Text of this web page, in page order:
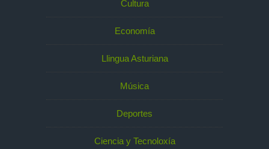
Cultura
Economía
Llingua Asturiana
Música
Deportes
Ciencia y Tecnoloxía